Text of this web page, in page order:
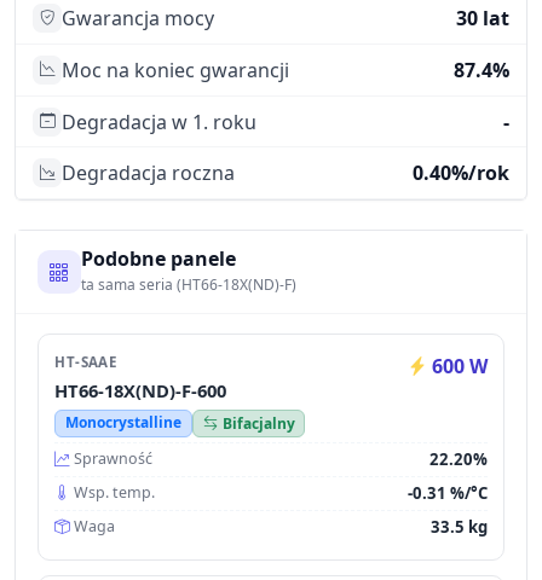
Gwarancja mocy
30 lat
Moc na koniec gwarancji
87.4%
Degradacja w 1. roku
-
Degradacja roczna
0.40%/rok
Podobne panele
ta sama seria (HT66-18X(ND)-F)
HT-SAAE 600 W
HT66-18X(ND)-F-600
Monocrystalline
Bifacjalny
Sprawność
22.20%
Wsp. temp. -0.31 %/°C
Waga 33.5 kg